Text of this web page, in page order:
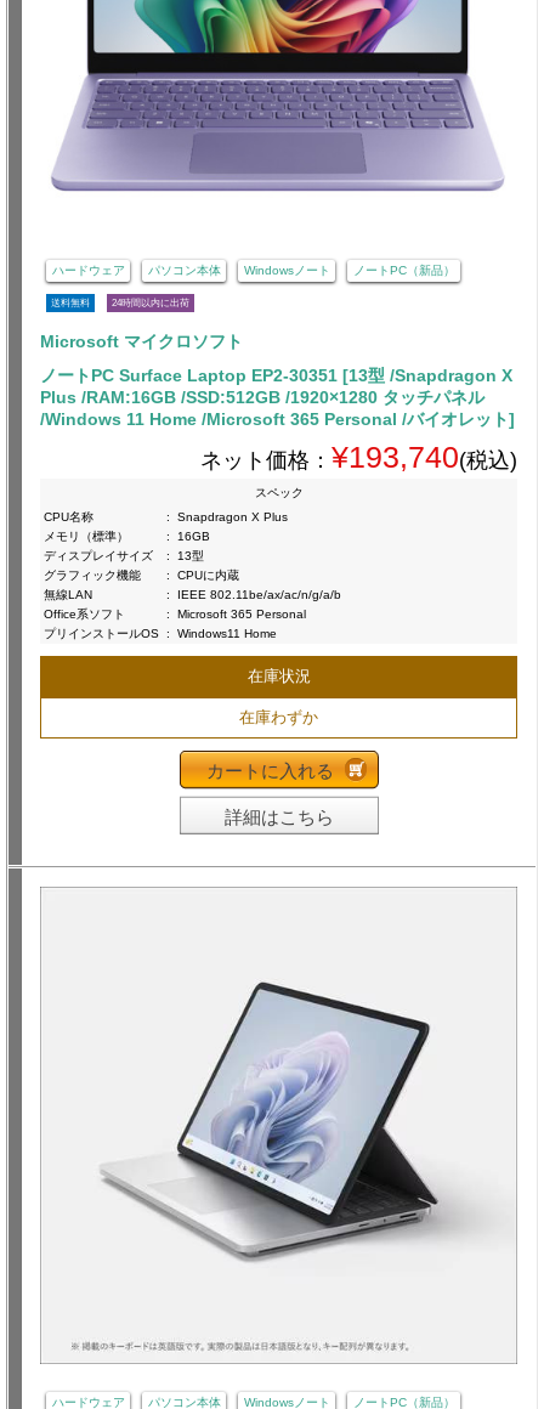
ハードウェア パソコン本体 Windowsノート ノートPC（新品）
送料無料 24時間以内に出荷
Microsoft マイクロソフト
ノートPC Surface Laptop EP2-30351 [13型 /Snapdragon X
Plus /RAM:16GB /SSD:512GB /1920×1280 タッチパネル
/Windows 11 Home /Microsoft 365 Personal /バイオレット]
ネット価格： ¥193,740(税込)
スペック
CPU名称
:
Snapdragon X Plus
メモリ（標準）
:
16GB
ディスプレイサイズ
:
13型
グラフィック機能
:
CPUに内蔵
無線LAN
:
IEEE 802.11be/ax/ac/n/g/a/b
Office系ソフト
:
Microsoft 365 Personal
プリインストールOS : Windows11 Home
在庫状況
在庫わずか
カートに入れる
詳細はこちら
ハードウェア パソコン本体 Windowsノート ノートPC（新品）